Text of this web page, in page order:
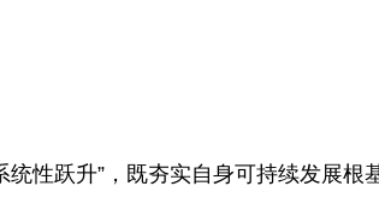
性跃升”，既夯实自身可持续发展根